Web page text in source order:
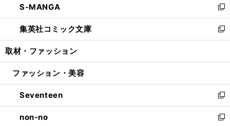
く
で
開
く
ド
ウ
で
開
ィ
ン
ド
ウ
開
い
ウ
ィ
ン
ウ
開
く
S-MANGA
新
し
い
ウ
ン
ウ
で
開
く
集英社コミック文庫
新
し
ウ
ン
ド
ウ
で
取材・ファッション
ファッション・美容
Seventeen
新
し
い
non-no
新